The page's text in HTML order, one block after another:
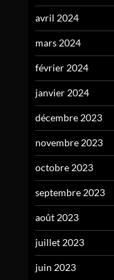
avril 2024
mars 2024
février 2024
janvier 2024
décembre 2023
novembre 2023
octobre 2023
septembre 2023
août 2023
juillet 2023
juin 2023